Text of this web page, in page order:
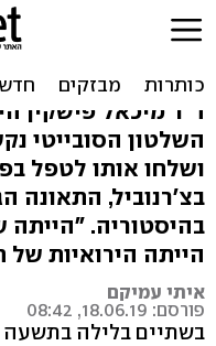
הרופא
וחלה בעצמו
ד"ר מיכאל פישקין
השלטון הסובייטי
ושלחו אותו לטפל
בצ'רנוביל, התאונה
בהיסטוריה. "הייתה
הייתה הירואיות
איתי עמיקם
פורסם: 18.06.19, 08:42